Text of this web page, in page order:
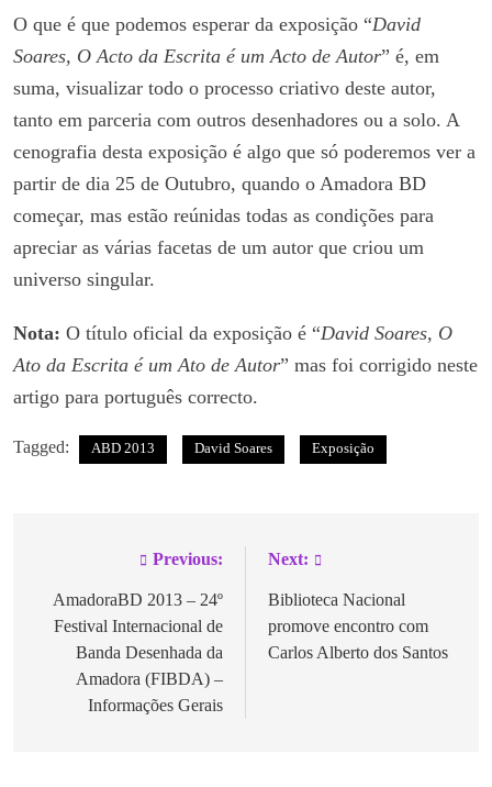
O que é que podemos esperar da exposição “David
Soares, O Acto da Escrita é um Acto de Autor” é, em
suma, visualizar todo o processo criativo deste autor,
tanto em parceria com outros desenhadores ou a solo. A
cenografia desta exposição é algo que só poderemos ver a
partir de dia 25 de Outubro, quando o Amadora BD
começar, mas estão reúnidas todas as condições para
apreciar as várias facetas de um autor que criou um
universo singular.
Nota: O título oficial da exposição é “David Soares, O
Ato da Escrita é um Ato de Autor” mas foi corrigido neste
artigo para português correcto.
Tagged: ABD 2013 David Soares Exposição
Previous:
AmadoraBD 2013 – 24º
Festival Internacional de
Banda Desenhada da
Amadora (FIBDA) –
Informações Gerais
Next:
Biblioteca Nacional
promove encontro com
Carlos Alberto dos Santos